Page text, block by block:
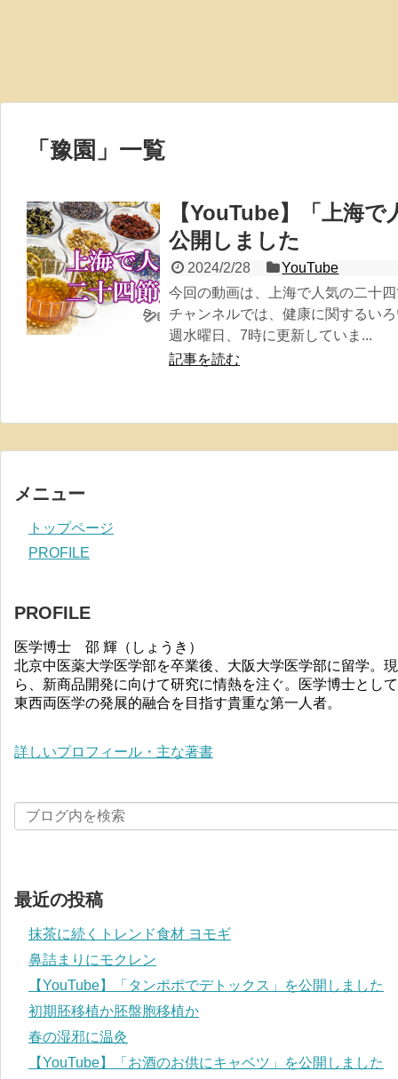
「 豫園 」 一覧
【YouTube】「上海
公開しました
2024/2/28
YouTube
今回の動画は、上海で人気の二十
チャンネルでは、健康に関するい
週水曜日、7時に更新していま...
記事を読む
メニュー
トップページ
PROFILE
PROFILE
医学博士 邵 輝（しょうき）
北京中医薬大学医学部を卒業後、大阪大学医学部に留学。
ら、新商品開発に向けて研究に情熱を注ぐ。医学博士とし
東西両医学の発展的融合を目指す貴重な第一人者。
詳しいプロフィール・主な著書
最近の投稿
抹茶に続くトレンド食材 ヨモギ
鼻詰まりにモクレン
【YouTube】「タンポポでデトックス」を公開しました
初期胚移植か胚盤胞移植か
春の湿邪に温灸
【YouTube】「お酒のお供にキャベツ」を公開しました